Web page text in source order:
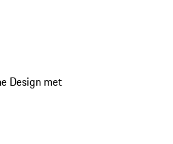
Design met